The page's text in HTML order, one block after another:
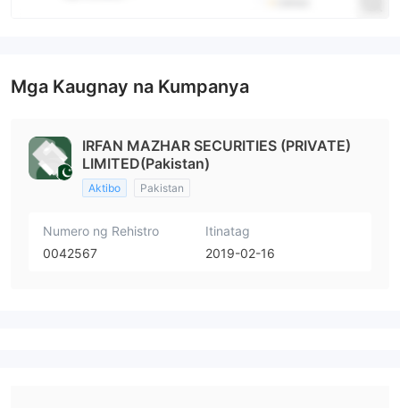
Mga Kaugnay na Kumpanya
IRFAN MAZHAR SECURITIES (PRIVATE)
LIMITED(Pakistan)
Aktibo Pakistan
Numero ng Rehistro
0042567
Itinatag
2019-02-16